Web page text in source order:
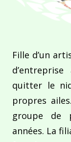
Fille d’un
quitter le
propres
groupe de
années. La